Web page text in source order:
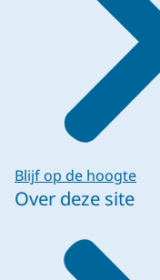
Blijf op de hoogte
Over deze site